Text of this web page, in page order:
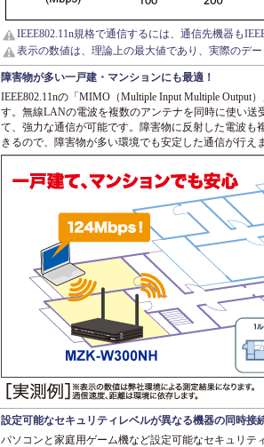
IEEE802.11n規格で通信するには、通信先機器も
表示の数値は、理論上の最大値であり、実際のデ
障害物が多い一戸建・マンションにも最適！
IEEE802.11nの「MIMO（Multiple Input Multiple Output
す。無線LANの電波を複数のアンテナを同時に使い送
て、強力な通信が可能です。障害物に反射した電波も
きるので、障害物が多い環境でも安定した通信が行え
設定可能なセキュリティレベルが異なる機器の同時接
パソコンと家庭用ゲーム機など設定可能なセキュリ